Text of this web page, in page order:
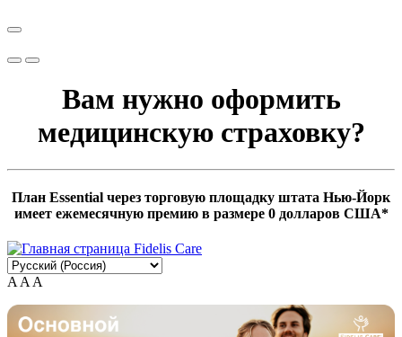
Вам нужно оформить
медицинскую страховку?
План Essential через торговую площадку штата Нью-Йорк
имеет ежемесячную премию в размере 0 долларов США*
A A A